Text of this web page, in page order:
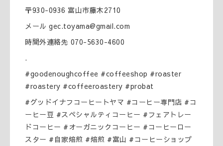
〒930-0936 富山市藤木2710
メール gec.toyama@gmail.com
時間外連絡先 070-5630-4600
.
#goodenoughcoffee #coffeeshop #roaster
#roastery #coffeeroastery #probat
#グッドイナフコーヒートヤマ #コーヒー専門店 #コ
ーヒー豆 #スペシャルティコーヒー #フェアトレー
ドコーヒー #オーガニックコーヒー #コーヒーロー
スター #自家焙煎 #焙煎 #富山 #コーヒーショップ